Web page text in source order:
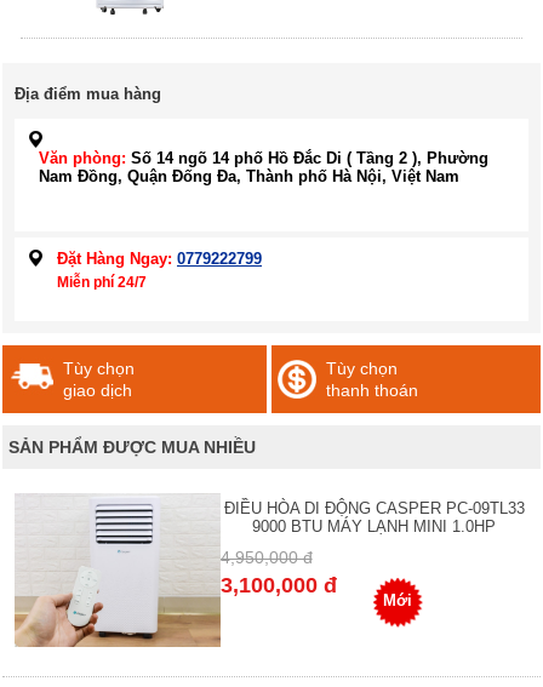
Địa điểm mua hàng
Văn phòng: Số 14 ngõ 14 phố Hồ Đắc Di ( Tầng 2 ), Phường
Nam Đồng, Quận Đống Đa, Thành phố Hà Nội, Việt Nam
Đặt Hàng Ngay: 0779222799
Miễn phí 24/7
Tùy chọn
giao dịch
Tùy chọn
thanh thoán
SẢN PHẨM ĐƯỢC MUA NHIỀU
ĐIỀU HÒA DI ĐỘNG CASPER PC-09TL33
9000 BTU MÁY LẠNH MINI 1.0HP
4,950,000 đ
3,100,000 đ
Mới